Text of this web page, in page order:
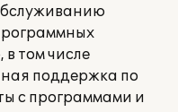
в том числе
поддержка по
с программами и